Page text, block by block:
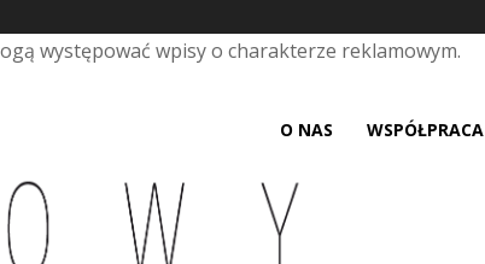
występować wpisy o charakterze reklamowym.
O NAS WSPÓŁPRACA